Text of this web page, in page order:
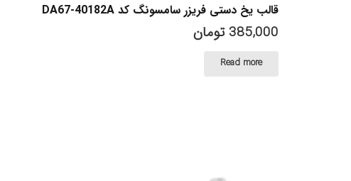
قالب یخ دستی فریزر سامسونگ کد DA67-40182A
385,000 تومان
Read more